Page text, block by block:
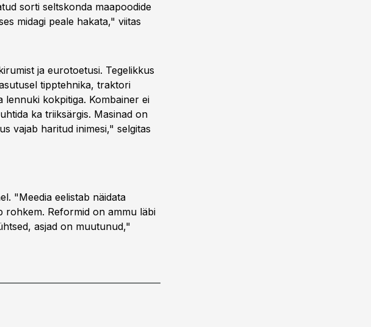
sorti seltskonda maapoodide
midagi peale hakata," viitas
ja eurotoetusi. Tegelikkus
tipptehnika, traktori
lennuki kokpitiga. Kombainer ei
ka triiksärgis. Masinad on
vajab haritud inimesi," selgitas
"Meedia eelistab näidata
rohkem. Reformid on ammu läbi
asjad on muutunud,"